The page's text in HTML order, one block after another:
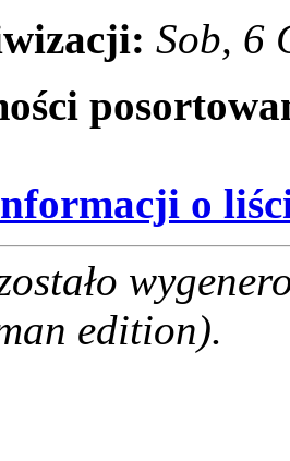
Sob, 6
o
edition).